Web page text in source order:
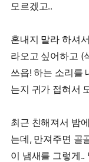
모르겠고..
혼내지 말라 하셔
라오고 싶어하고 (
쓰읍! 하는 소리를
는지 귀가 접혀서
최근 친해져서 밤
는데, 만져주면 골
이 냄새를 그렇게..